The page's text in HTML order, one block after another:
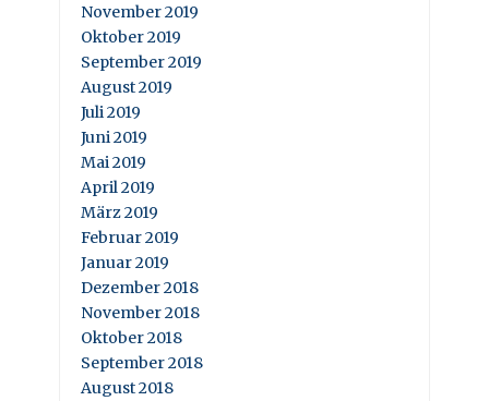
November 2019
Oktober 2019
September 2019
August 2019
Juli 2019
Juni 2019
Mai 2019
April 2019
März 2019
Februar 2019
Januar 2019
Dezember 2018
November 2018
Oktober 2018
September 2018
August 2018